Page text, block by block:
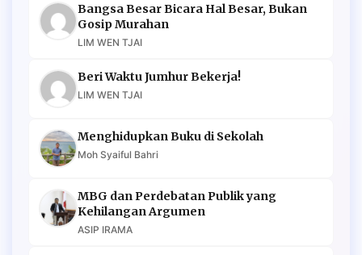
Bangsa Besar Bicara Hal Besar, Bukan
Gosip Murahan
LIM WEN TJAI
Beri Waktu Jumhur Bekerja!
LIM WEN TJAI
Menghidupkan Buku di Sekolah
Moh Syaiful Bahri
MBG dan Perdebatan Publik yang
Kehilangan Argumen
ASIP IRAMA